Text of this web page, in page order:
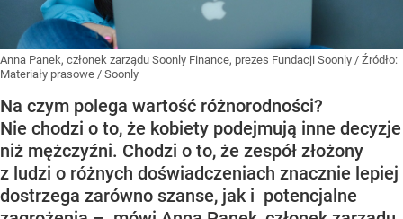
Anna Panek, członek zarządu Soonly Finance, prezes Fundacji Soonly / Źródło:
Materiały prasowe / Soonly
Na czym polega wartość różnorodności?
Nie chodzi o to, że kobiety podejmują inne decyzje
niż mężczyźni. Chodzi o to, że zespół złożony
z ludzi o różnych doświadczeniach znacznie lepiej
dostrzega zarówno szanse, jak i potencjalne